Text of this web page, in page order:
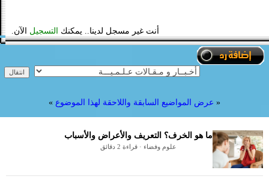
أنت غير مسجل لدينا.. يمكنك التسجيل الآن.
« عرض المواضيع السابقة واللاحقة لهذا الموضوع »
ما هو الخرف؟ التعريف والأعراض والأسباب
علوم وفضاء · قراءة 2 دقائق